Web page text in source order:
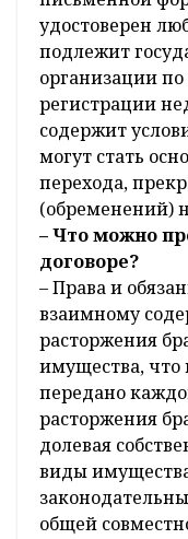
удостоверен
подлежит
организации
регистрации
содержит
могут стать
перехода,
(обременений)
– Что можно
договоре?
– Права и
взаимному
расторжения
имущества, что
передано
расторжения
долевая
виды
общей